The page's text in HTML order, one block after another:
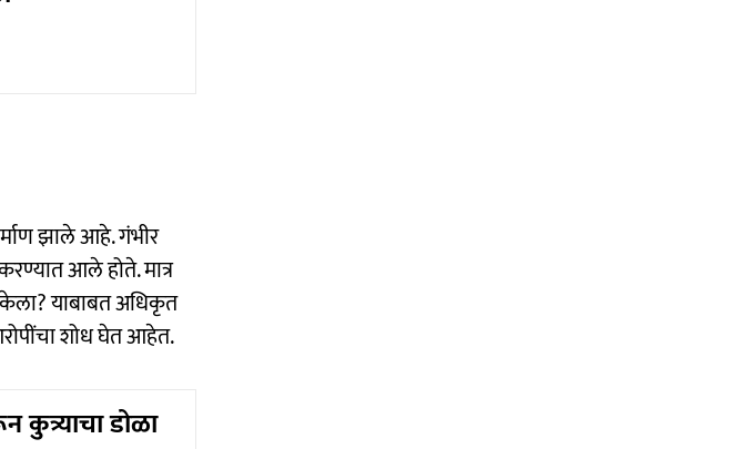
झाले आहे. गंभीर
आले होते. मात्र
केला? याबाबत अधिकृत
शोध घेत आहेत.
डोळा